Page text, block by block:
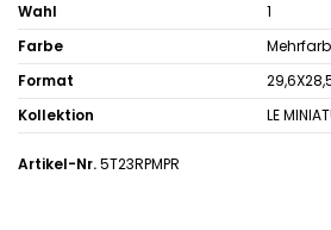
Wahl
1
Farbe
Format
Kollektion
LE
Artikel-Nr.5T23RPMPR